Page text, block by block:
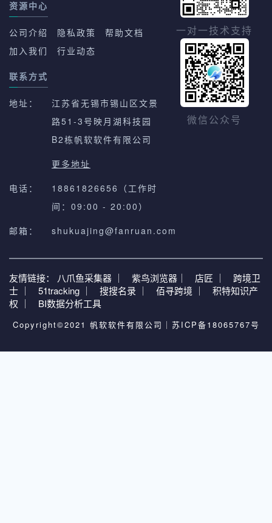
资源中心
公司介绍 隐私政策
帮助文档
加入我们
行业动态
联系方式
地址：
江苏省无锡市锡山区文景
路51-3号映月湖科技园
B2栋帆软软件有限公司
更多地址
电话：
18861826656（工作时
间：09:00 - 20:00）
邮箱：
shukuajing@fanruan.com
一对一技术支持
微信公众号
友情链接： 八爪鱼采集器 ｜ 紫鸟浏览器｜ 店匠 ｜
跨境卫
士 ｜
51tracking ｜ 搜搜名录 ｜ 佰寻跨境 ｜
积特知识产
权 ｜
BI数据分析工具
Copyright©2021 帆软软件有限公司｜ 苏ICP备18065767号